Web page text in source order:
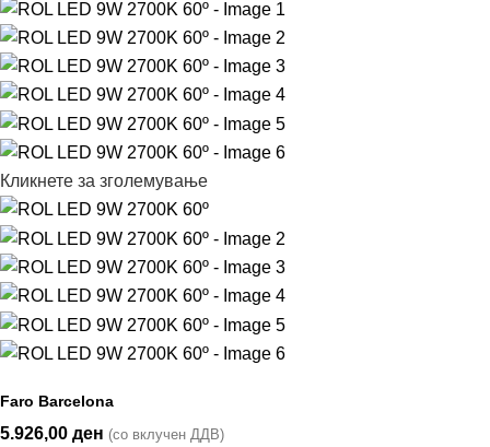
Кликнете за зголемување
Faro Barcelona
5.926,00 ден (со вклучен ДДВ)